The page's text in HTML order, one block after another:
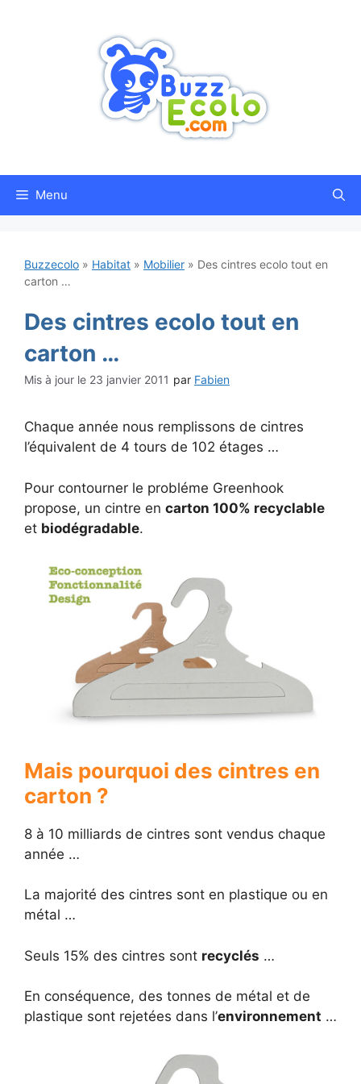
Menu
Buzzecolo » Habitat » Mobilier » Des cintres ecolo tout en
carton …
Des cintres ecolo tout en
carton …
23 janvier 2011 par Fabien
Chaque année nous remplissons de cintres
l’équivalent de 4 tours de 102 étages …
Pour contourner le probléme Greenhook
propose, un cintre en carton 100% recyclable
et biodégradable.
Mais pourquoi des cintres en
carton ?
8 à 10 milliards de cintres sont vendus chaque
année …
La majorité des cintres sont en plastique ou en
métal …
Seuls 15% des cintres sont recyclés …
En conséquence, des tonnes de métal et de
plastique sont rejetées dans l’environnement …